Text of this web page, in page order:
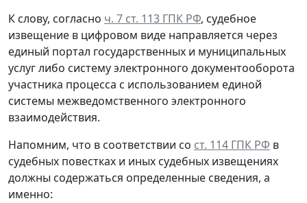
К слову, согласно ч. 7 ст. 113 ГПК РФ, судебное
извещение в цифровом виде направляется через
единый портал государственных и муниципальных
услуг либо систему электронного документооборота
участника процесса с использованием единой
системы межведомственного электронного
взаимодействия.
Напомним, что в соответствии со ст. 114 ГПК РФ в
судебных повестках и иных судебных извещениях
должны содержаться определенные сведения, а
именно: